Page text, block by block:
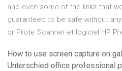
and even some of the links that
guaranteed to be safe without
or Pilote Scanner et logiciel HP
How to use screen capture on
Unterschied office professional